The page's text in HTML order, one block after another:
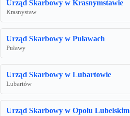
Urząd Skarbowy w Krasnymstawie
Krasnystaw
Urząd Skarbowy w Puławach
Puławy
Urząd Skarbowy w Lubartowie
Lubartów
Urząd Skarbowy w Opolu Lubelskim